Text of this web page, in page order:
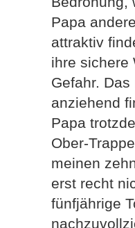
Papa
attraktiv
ihre sichere
Gefahr. Das
anziehend
Papa
Ober-
meinen
erst recht
fünfjährige